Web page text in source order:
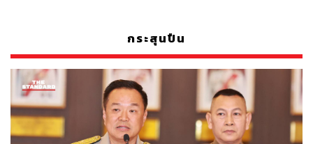
กระสุนปืน